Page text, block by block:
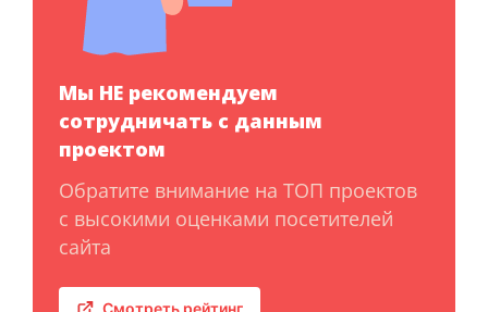
Мы НЕ рекомендуем
сотрудничать с данным
проектом
Обратите внимание на ТОП проектов
с высокими оценками посетителей
сайта
Смотреть рейтинг